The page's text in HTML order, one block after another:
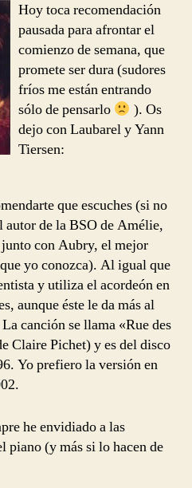
Des
Cascades
[Recomendación]
Hoy toca recomendación
pausada para afrontar el
comienzo de semana, que
promete ser dura (sudores
fríos me están entrando
sólo de pensarlo
). Os
dejo con Laubarel y Yann
Tiersen:
que escuches (si no
autor de la BSO de Amélie,
con Aubry, el mejor
yo conozca). Al igual que
y utiliza el acordeón en
aunque éste le da más al
canción se llama «Rue des
Claire Pichet) y es del disco
Yo prefiero la versión en
he envidiado a las
piano (y más si lo hacen de